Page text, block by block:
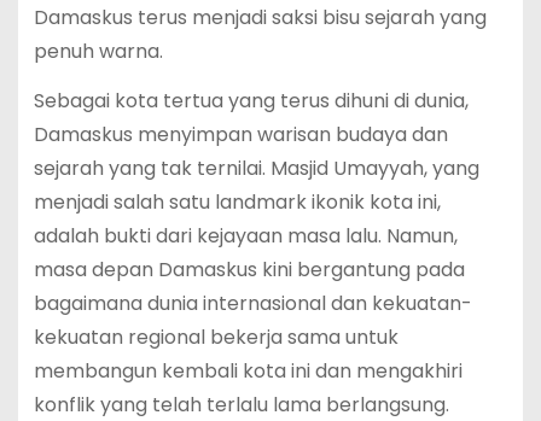
Damaskus terus menjadi saksi bisu sejarah yang
penuh warna.
Sebagai kota tertua yang terus dihuni di dunia,
Damaskus menyimpan warisan budaya dan
sejarah yang tak ternilai. Masjid Umayyah, yang
menjadi salah satu landmark ikonik kota ini,
adalah bukti dari kejayaan masa lalu. Namun,
masa depan Damaskus kini bergantung pada
bagaimana dunia internasional dan kekuatan-
kekuatan regional bekerja sama untuk
membangun kembali kota ini dan mengakhiri
konflik yang telah terlalu lama berlangsung.